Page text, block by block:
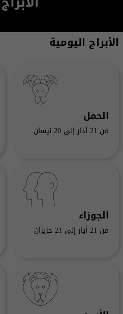
الأبراج اليومية
الحمل
من 21 آذار إلى 20 نيسان
الجوزاء
من 21 أيار إلى 21 حزيران